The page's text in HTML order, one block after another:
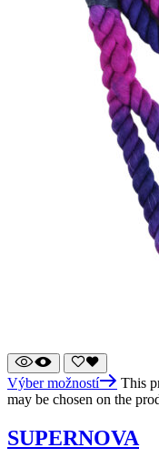
Výber možností
This
may be chosen on the
SUPERNOVA